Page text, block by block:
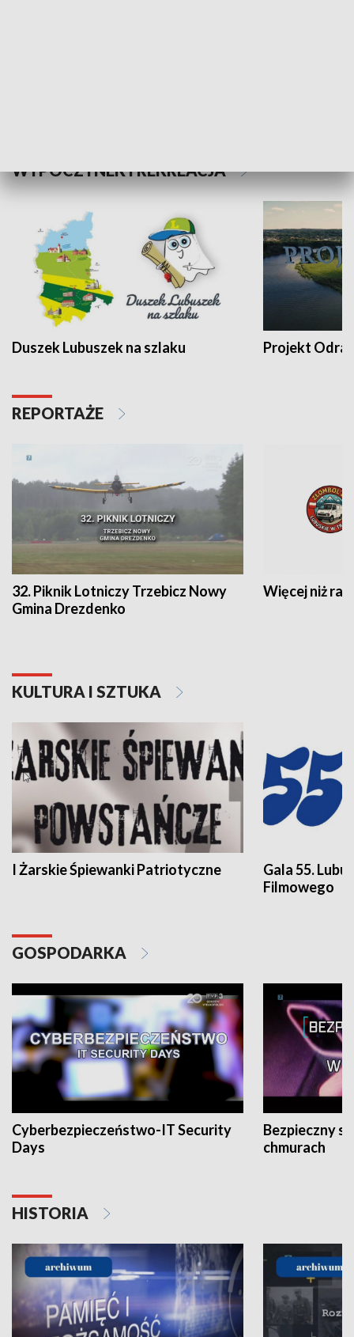
WYPOCZYNEK I REKREACJA
Duszek Lubuszek na szlaku Projekt Odra
REPORTAŻE
32. Piknik Lotniczy Trzebicz Nowy
Gmina Drezdenko
Więcej niż rajd
KULTURA I SZTUKA
I Żarskie Śpiewanki Patriotyczne
Gala 55.
Filmowego
GOSPODARKA
Cyberbezpieczeństwo-IT Security
Days
Bezpieczny
chmurach
HISTORIA